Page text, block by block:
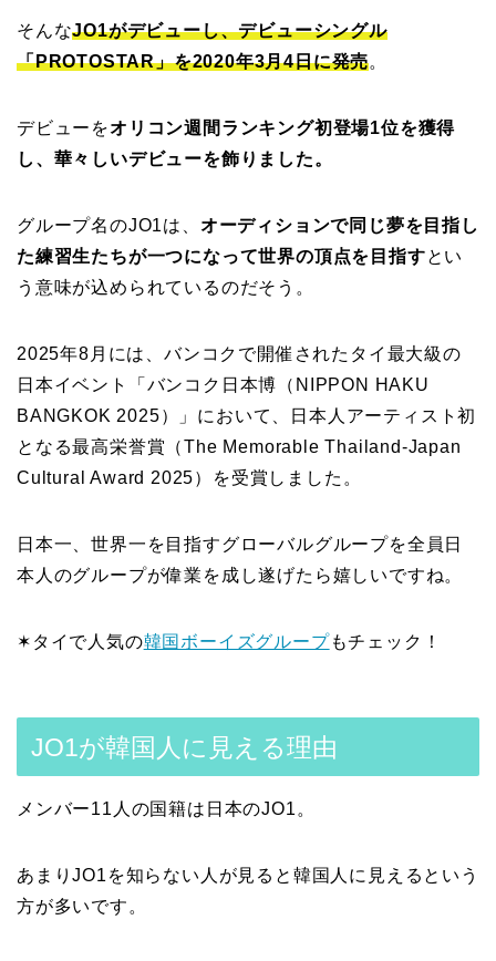
そんなJO1がデビューし、デビューシングル
「PROTOSTAR」を2020年3月4日に発売。
デビューをオリコン週間ランキング初登場1位を獲得
し、華々しいデビューを飾りました。
グループ名のJO1は、 オーディションで同じ夢を目指し
た練習生たちが一つになって世界の頂点を目指すとい
う意味が込められているのだそう。
2025年8月には、バンコクで開催されたタイ最大級の
日本イベント「バンコク日本博（NIPPON HAKU
BANGKOK 2025）」において、日本人アーティスト初
となる最高栄誉賞（The Memorable Thailand-Japan
Cultural Award 2025）を受賞しました。
日本一、世界一を目指すグローバルグループを全員日
本人のグループが偉業を成し遂げたら嬉しいですね。
✶タイで人気の韓国ボーイズグループもチェック！
JO1が韓国人に見える理由
メンバー11人の国籍は日本のJO1。
あまりJO1を知らない人が見ると韓国人に見えるという
方が多いです。